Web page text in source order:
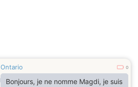
Ontario 0
Bonjours, je ne nomme Magdi, je suis